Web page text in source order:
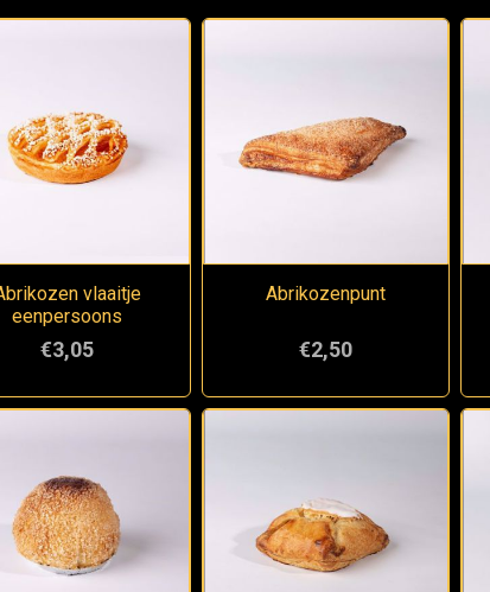
vlaaitje
eenpersoons
€3,05
Abrikozenpunt
€2,50